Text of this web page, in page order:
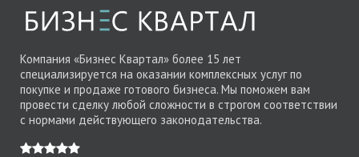
Компания «Бизнес Квартал» более 15 лет
специализируется на оказании комплексных услуг по
покупке и продаже готового бизнеса. Мы поможем вам
провести сделку любой сложности в строгом соответствии
с нормами действующего законодательства.